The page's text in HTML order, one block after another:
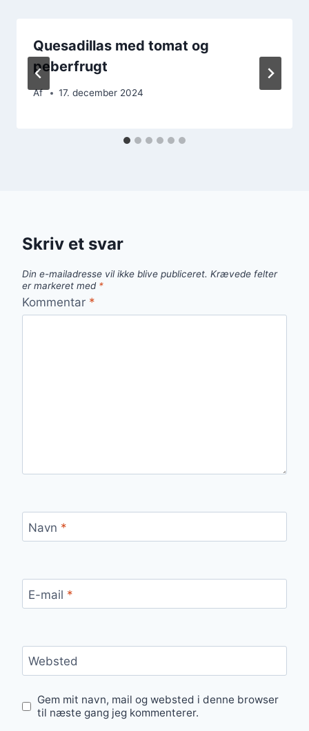
Quesadillas med tomat og
peberfrugt
Af 17. december 2024
Skriv et svar
Din e-mailadresse vil ikke blive publiceret. Krævede felter
er markeret med *
Kommentar *
Navn *
E-mail *
Websted
Gem mit navn, mail og websted i denne browser
til næste gang jeg kommenterer.